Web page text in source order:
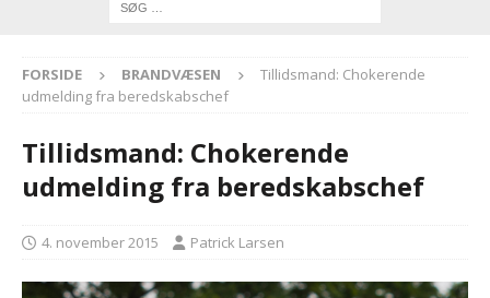
FORSIDE BRANDVÆSEN
Tillidsmand: Chokerende
udmelding fra beredskabschef
Tillidsmand: Chokerende
udmelding fra beredskabschef
4. november 2015 Patrick Larsen